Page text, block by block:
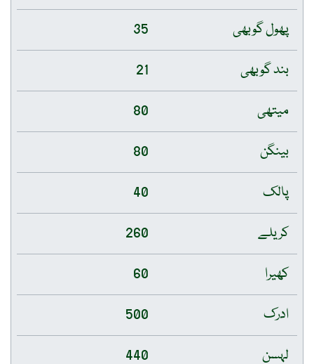
پھول گوبھی
35
بند گوبھی
21
میتھی
80
بینگن
80
پالک
40
کریلے
260
کھیرا
60
ادرک
500
لہسن
440